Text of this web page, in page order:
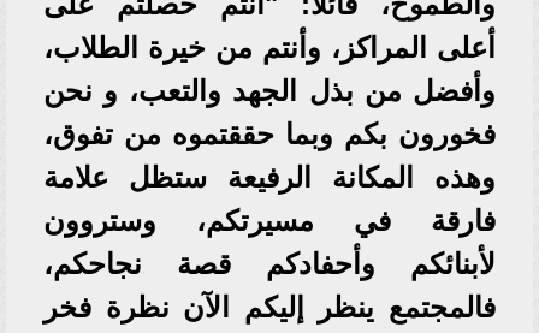
أعلى المراكز، وأنتم من خيرة الطلاب،
وأفضل من بذل الجهد والتعب، و نحن
فخورون بكم وبما حققتموه من تفوق،
وهذه المكانة الرفيعة ستظل علامة
فارقة في مسيرتكم، وستروون
لأبنائكم وأحفادكم قصة نجاحكم،
فالمجتمع ينظر إليكم الآن نظرة فخر